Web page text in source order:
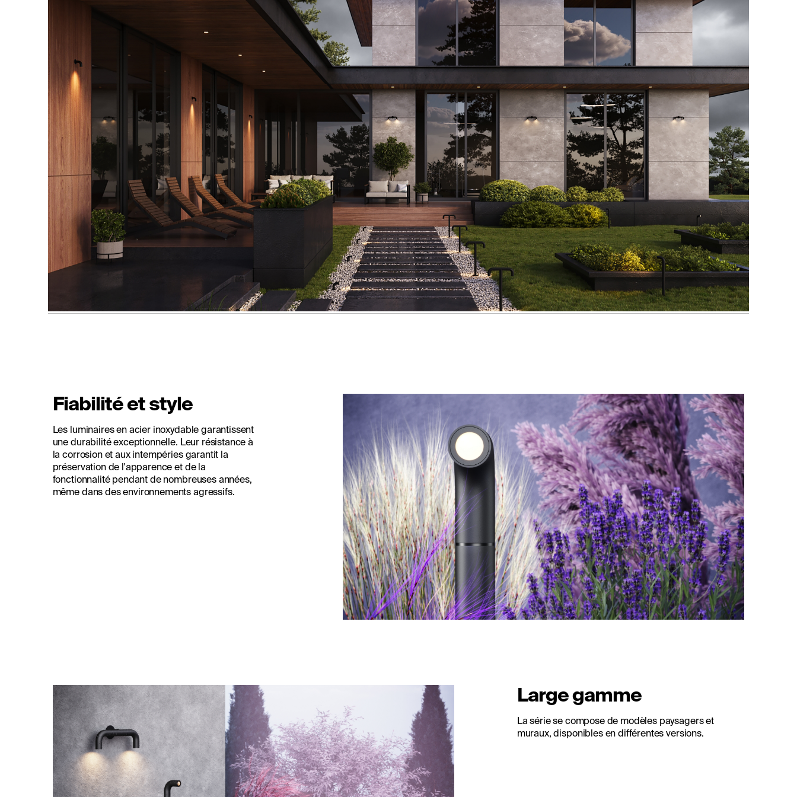
Fiabilité et style
Les luminaires en acier inoxydable garantissent
une durabilité exceptionnelle. Leur résistance à
la corrosion et aux intempéries garantit la
préservation de l'apparence et de la
fonctionnalité pendant de nombreuses années,
même dans des environnements agressifs.
Large gamme
La série se compose de modèles paysagers et
muraux, disponibles en différentes versions.